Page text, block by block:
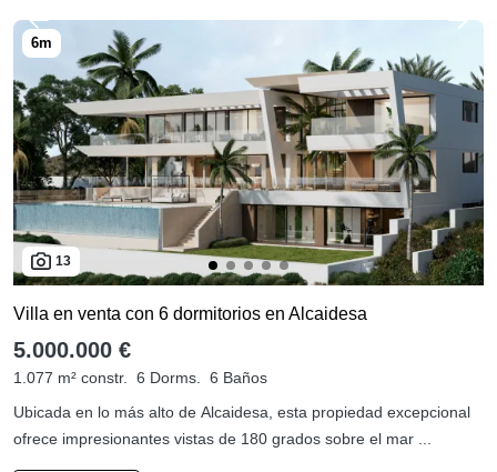
13
Villa en venta con 6 dormitorios en Alcaidesa
5.000.000 €
1.077 m² constr. 6 Dorms.
6 Baños
Ubicada en lo más alto de Alcaidesa, esta propiedad excepcional
ofrece impresionantes vistas de 180 grados sobre el mar ...